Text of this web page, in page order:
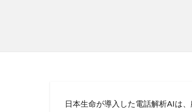
日本生命が導入した電話解析AIは